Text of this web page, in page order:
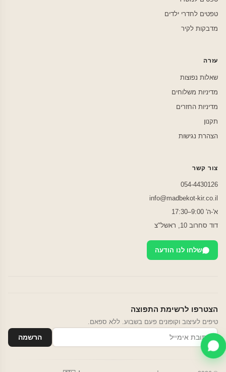
טפטים לחדרי ילדים
מדבקות לקיר
עזרה
שאלות נפוצות
מדיניות משלוחים
מדיניות החזרים
תקנון
הצהרת נגישות
צור קשר
054-4430126
info@madbekot-kir.co.il
א'-ה' 9:00–17:30
דוד סחרוב 10, ראשל"צ
שלחו לנו הודעה
הצטרפו לרשימת התפוצה
טיפים לעיצוב וקופונים פעם בשבוע. ללא ספאם.
הרשמה